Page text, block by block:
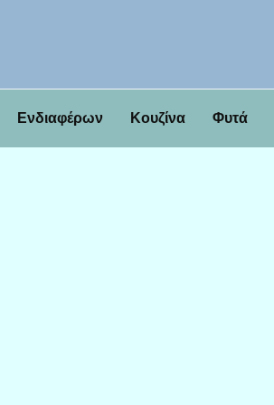
Ενδιαφέρων Κουζίνα Φυτά